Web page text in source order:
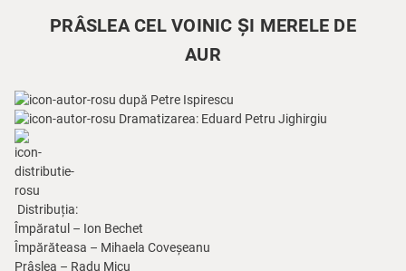
PRÂSLEA CEL VOINIC ȘI MERELE DE
AUR
după Petre Ispirescu
Dramatizarea: Eduard Petru Jighirgiu
Distribuția:
Împăratul – Ion Bechet
Împărăteasa – Mihaela Coveșeanu
Prâslea – Radu Micu